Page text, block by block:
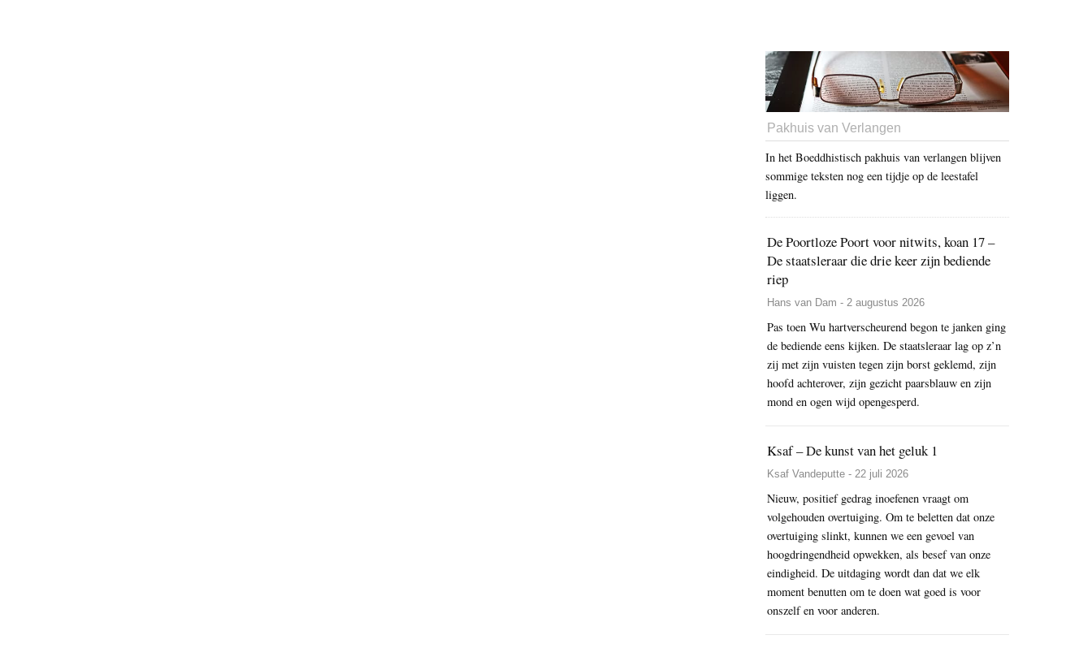
Pakhuis van Verlangen
In het Boeddhistisch pakhuis van verlangen blijven
sommige teksten nog een tijdje op de leestafel
liggen.
De Poortloze Poort voor nitwits, koan 17 –
De staatsleraar die drie keer zijn bediende
riep
Hans van Dam - 2 augustus 2026
Pas toen Wu hartverscheurend begon te janken ging
de bediende eens kijken. De staatsleraar lag op z’n
zij met zijn vuisten tegen zijn borst geklemd, zijn
hoofd achterover, zijn gezicht paarsblauw en zijn
mond en ogen wijd opengesperd.
Ksaf – De kunst van het geluk 1
Ksaf Vandeputte - 22 juli 2026
Nieuw, positief gedrag inoefenen vraagt om
volgehouden overtuiging. Om te beletten dat onze
overtuiging slinkt, kunnen we een gevoel van
hoogdringendheid opwekken, als besef van onze
eindigheid. De uitdaging wordt dan dat we elk
moment benutten om te doen wat goed is voor
onszelf en voor anderen.